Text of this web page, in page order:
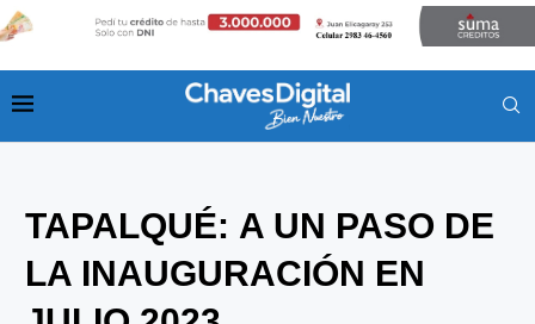
TAPALQUÉ: A UN PASO DE
LA INAUGURACIÓN EN